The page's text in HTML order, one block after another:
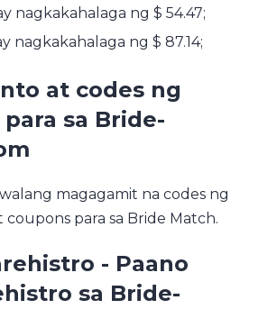
nagkakahalaga ng $ 54.47;
nagkakahalaga ng $ 87.14;
at codes ng
sa Bride-
magagamit na codes ng
para sa Bride Match.
- Paano
sa Bride-